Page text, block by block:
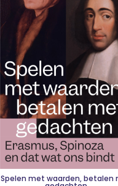
Spelen met waarden, betalen